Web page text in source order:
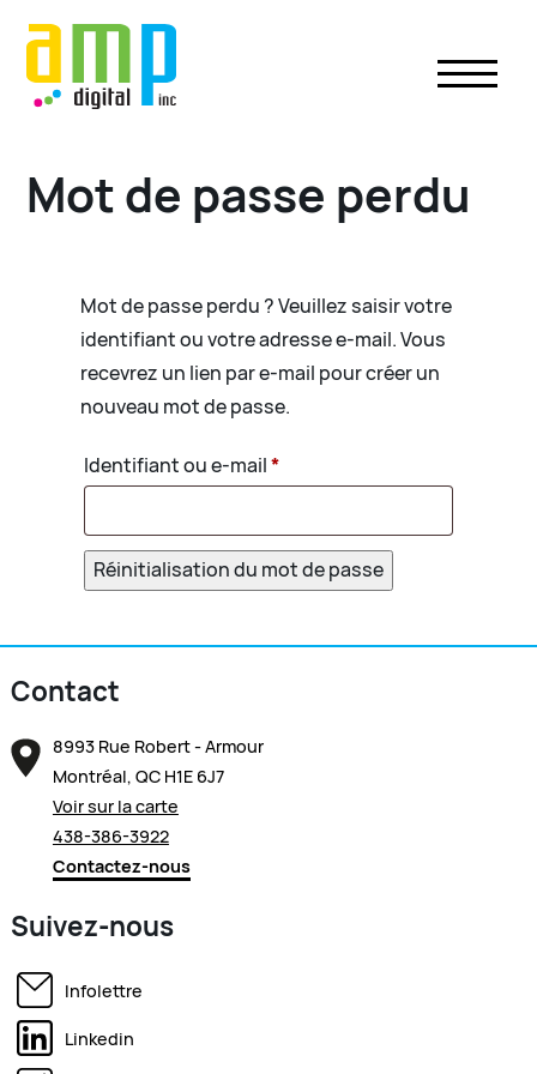
content
Mot de passe perdu
Mot de passe perdu ? Veuillez saisir votre
identifiant ou votre adresse e-mail. Vous
recevrez un lien par e-mail pour créer un
nouveau mot de passe.
Identifiant ou e-mail*Obligatoire
Réinitialisation du mot de passe
Contact
8993 Rue Robert - Armour
Montréal, QC H1E 6J7
Voir sur la carte
438-386-3922
Contactez-nous
Suivez-nous
Infolettre
Linkedin